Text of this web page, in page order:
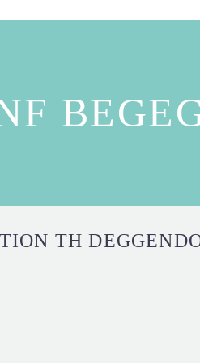
TH